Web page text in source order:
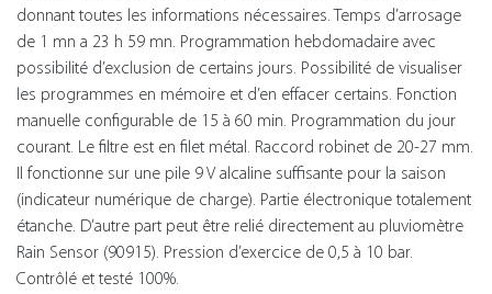
donnant toutes les informations nécessaires. Temps d’arrosage
de 1 mn a 23 h 59 mn. Programmation hebdomadaire avec
possibilité d’exclusion de certains jours. Possibilité de visualiser
les programmes en mémoire et d’en effacer certains. Fonction
manuelle configurable de 15 à 60 min. Programmation du jour
courant. Le filtre est en filet métal. Raccord robinet de 20-27 mm.
Il fonctionne sur une pile 9 V alcaline suffisante pour la saison
(indicateur numérique de charge). Partie électronique totalement
étanche. D’autre part peut être relié directement au pluviomètre
Rain Sensor (90915). Pression d’exercice de 0,5 à 10 bar.
Contrôlé et testé 100%.